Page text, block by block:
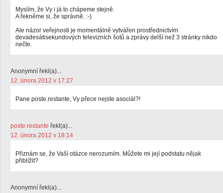
Myslím, že Vy i já to chápeme stejně.
A řekněme si, že správně. :-)
Ale názor veřejnosti je momentálně vytvářen prostřednictvím
devadesátisekundových televizních šotů a zprávy delší než 3 stránky nikdo
nečte.
Anonymní řekl(a)...
12. února 2012 v 17:27
Pane poste.restante, Vy přece nejste asociál?!
poste.restante řekl(a)...
12. února 2012 v 18:14
Přiznám se, že Vaší otázce nerozumím. Můžete mi její podstatu nějak
přiblížit?
Anonymní řekl(a)...